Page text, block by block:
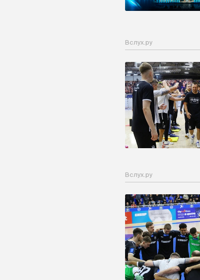
Вслух.ру
Вслух.ру